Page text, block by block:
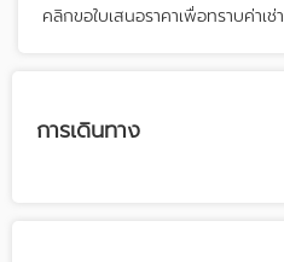
คลิกขอใบเสนอราคาเพื่อทราบค่าเช่า
การเดินทาง